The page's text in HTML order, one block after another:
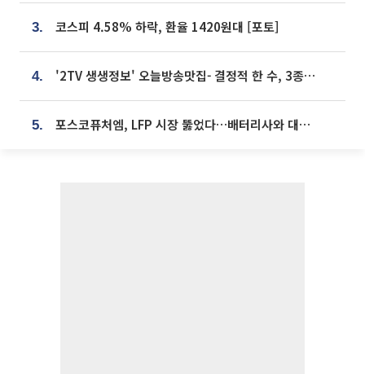
3. 코스피 4.58% 하락, 환율 1420원대 [포토]
4. '2TV 생생정보' 오늘방송맛집- 결정적 한 수, 3종 메밀면! 메밀 소바 맛집 '의○○○○'
5. 포스코퓨처엠, LFP 시장 뚫었다…배터리사와 대규모 장기 공급 합의